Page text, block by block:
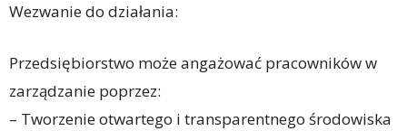
Wezwanie do działania:
Przedsiębiorstwo może angażować pracowników w
zarządzanie poprzez:
– Tworzenie otwartego i transparentnego środowiska